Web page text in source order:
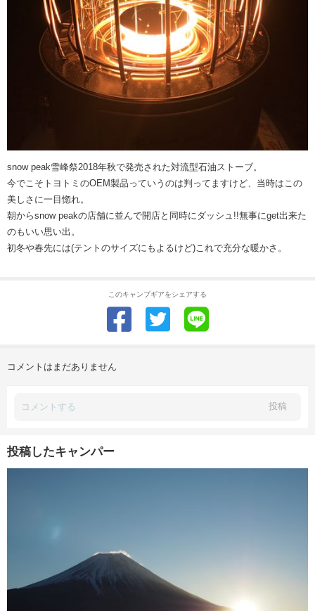
snow peak雪峰祭2018年秋で発売された対流型石油ストーブ。
今でこそトヨトミのOEM製品っていうのは判ってますけど、当時はこの
美しさに一目惚れ。
朝からsnow peakの店舗に並んで開店と同時にダッシュ!!無事にget出来た
のもいい思い出。
初冬や春先には(テントのサイズにもよるけど)これで充分な暖かさ。
このキャンプギアをシェアする
コメントはまだありません
投稿
投稿したキャンパー